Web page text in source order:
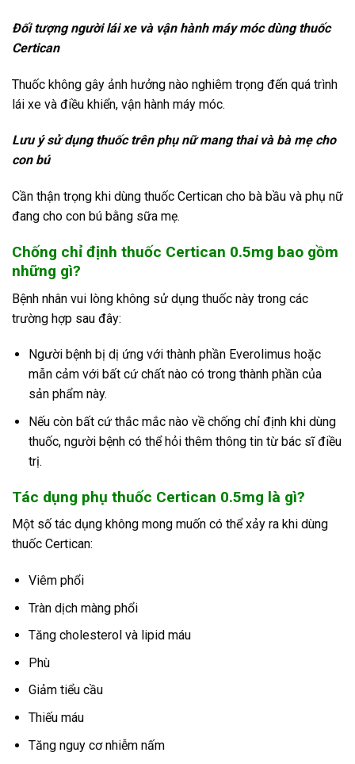
Đối tượng người lái xe và vận hành máy móc dùng thuốc
Certican
Thuốc không gây ảnh hưởng nào nghiêm trọng đến quá trình
lái xe và điều khiển, vận hành máy móc.
Lưu ý sử dụng thuốc trên phụ nữ mang thai và bà mẹ cho
con bú
Cần thận trọng khi dùng thuốc Certican cho bà bầu và phụ nữ
đang cho con bú bằng sữa mẹ.
Chống chỉ định thuốc Certican 0.5mg bao gồm
những gì?
Bệnh nhân vui lòng không sử dụng thuốc này trong các
trường hợp sau đây:
Người bệnh bị dị ứng với thành phần Everolimus hoặc
mẫn cảm với bất cứ chất nào có trong thành phần của
sản phẩm này.
Nếu còn bất cứ thắc mắc nào về chống chỉ định khi dùng
thuốc, người bệnh có thể hỏi thêm thông tin từ bác sĩ điều
trị.
Tác dụng phụ thuốc Certican 0.5mg là gì?
Một số tác dụng không mong muốn có thể xảy ra khi dùng
thuốc Certican:
Viêm phổi
Tràn dịch màng phổi
Tăng cholesterol và lipid máu
Phù
Giảm tiểu cầu
Thiếu máu
Tăng nguy cơ nhiễm nấm